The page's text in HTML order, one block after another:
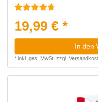
19,99 € *
In den
* inkl. ges. MwSt. zzgl.